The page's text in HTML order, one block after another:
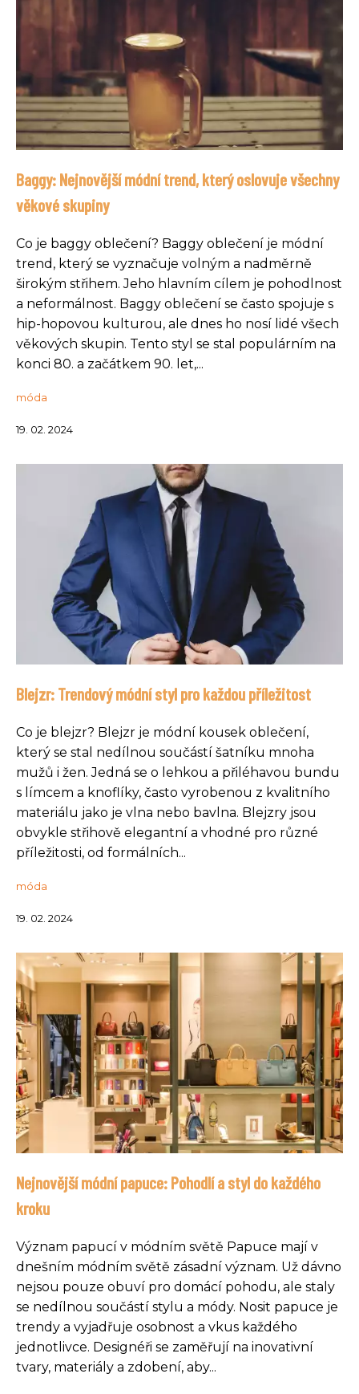
Baggy: Nejnovější módní trend, který oslovuje všechny
věkové skupiny
Co je baggy oblečení? Baggy oblečení je módní
trend, který se vyznačuje volným a nadměrně
širokým střihem. Jeho hlavním cílem je pohodlnost
a neformálnost. Baggy oblečení se často spojuje s
hip-hopovou kulturou, ale dnes ho nosí lidé všech
věkových skupin. Tento styl se stal populárním na
konci 80. a začátkem 90. let,...
móda
19. 02. 2024
Blejzr: Trendový módní styl pro každou příležitost
Co je blejzr? Blejzr je módní kousek oblečení,
který se stal nedílnou součástí šatníku mnoha
mužů i žen. Jedná se o lehkou a přiléhavou bundu
s límcem a knoflíky, často vyrobenou z kvalitního
materiálu jako je vlna nebo bavlna. Blejzry jsou
obvykle střihově elegantní a vhodné pro různé
příležitosti, od formálních...
móda
19. 02. 2024
Nejnovější módní papuce: Pohodlí a styl do každého
kroku
Význam papucí v módním světě Papuce mají v
dnešním módním světě zásadní význam. Už dávno
nejsou pouze obuví pro domácí pohodu, ale staly
se nedílnou součástí stylu a módy. Nosit papuce je
trendy a vyjadřuje osobnost a vkus každého
jednotlivce. Designéři se zaměřují na inovativní
tvary, materiály a zdobení, aby...